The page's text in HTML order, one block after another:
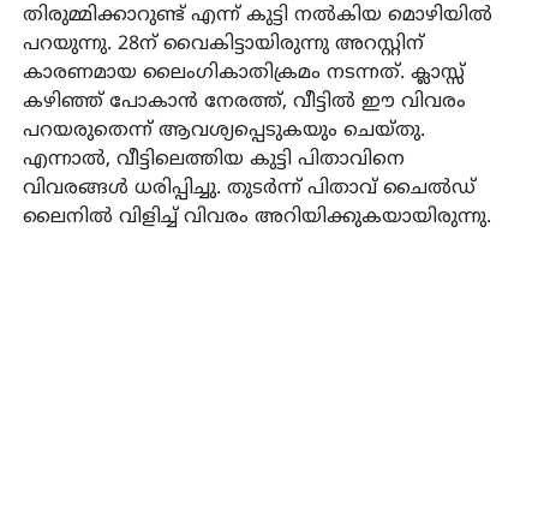
തിരുമ്മിക്കാറുണ്ട് എന്ന് കുട്ടി നല്‍കിയ മൊഴിയില്‍
പറയുന്നു. 28ന് വൈകിട്ടായിരുന്നു അറസ്റ്റിന്
കാരണമായ ലൈംഗികാതിക്രമം നടന്നത്. ക്ലാസ്സ്
കഴിഞ്ഞ് പോകാന്‍ നേരത്ത്, വീട്ടില്‍ ഈ വിവരം
പറയരുതെന്ന് ആവശ്യപ്പെടുകയും ചെയ്തു.
എന്നാല്‍, വീട്ടിലെത്തിയ കുട്ടി പിതാവിനെ
വിവരങ്ങള്‍ ധരിപ്പിച്ചു. തുടര്‍ന്ന് പിതാവ് ചൈല്‍ഡ്
ലൈനില്‍ വിളിച്ച് വിവരം അറിയിക്കുകയായിരുന്നു.